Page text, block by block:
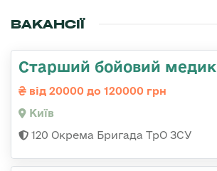
ВАКАНСІЇ
Старший бойовий медик
від 20000 до 120000 грн
Київ
120 Окрема Бригада ТрО ЗСУ